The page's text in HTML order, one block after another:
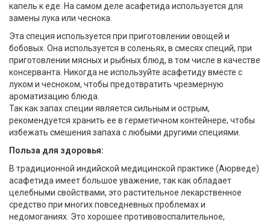
капель к еде. На самом деле асафетида используется для
замены лука или чеснока.
Эта специя используется при приготовлении овощей и
бобовых. Она используется в соленьях, в смесях специй, при
приготовлении мясных и рыбных блюд, в том числе в качестве
консерванта. Никогда не используйте асафетиду вместе с
луком и чесноком, чтобы предотвратить чрезмерную
ароматизацию блюда.
Так как запах специи является сильным и острым,
рекомендуется хранить ее в герметичном контейнере, чтобы
избежать смешения запаха с любыми другими специями.
Польза для здоровья:
В традиционной индийской медицинской практике (Аюрведе)
асафетида имеет большое уважение, так как обладает
целебными свойствами, это растительное лекарственное
средство при многих повседневных проблемах и
недомоганиях. Это хорошее противовоспалительное,